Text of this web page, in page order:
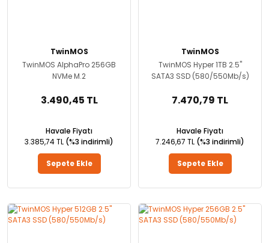
TwinMOS
TwinMOS AlphaPro 256GB
NVMe M.2
3.490,45 TL
Havale Fiyatı
3.385,74 TL (%3 indirimli)
Sepete Ekle
TwinMOS
TwinMOS Hyper 1TB 2.5''
SATA3 SSD (580/550Mb/s)
7.470,79 TL
Havale Fiyatı
7.246,67 TL (%3 indirimli)
Sepete Ekle